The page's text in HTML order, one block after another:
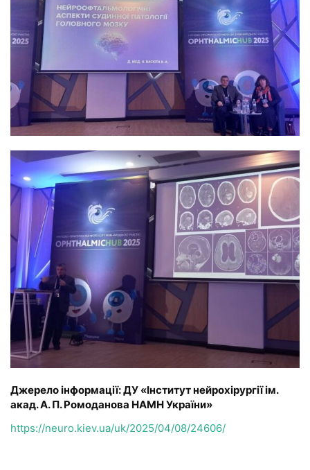
Джерело інформації: ДУ «Інститут нейрохірургії ім.
акад. А. П. Ромоданова НАМН України»
https://neuro.kiev.ua/uk/2025/04/08/24606/